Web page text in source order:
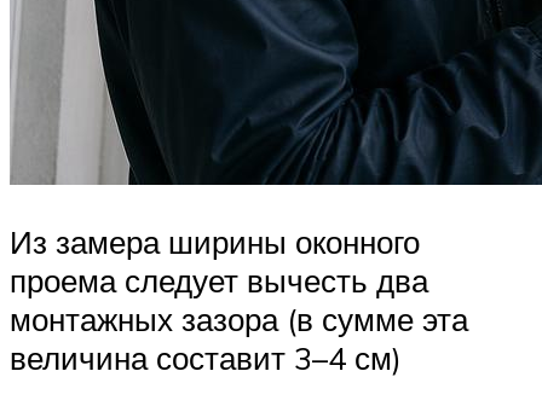
Из замера ширины оконного
проема следует вычесть два
монтажных зазора (в сумме эта
величина составит 3–4 см)